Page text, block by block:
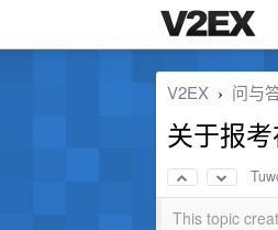
V2EX › 问与
关于报
This topic